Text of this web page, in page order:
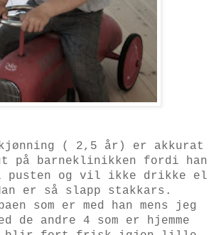
( 2,5 år) er akkurat
barneklinikken fordi han
og vil ikke drikke el
er så slapp stakkars.
som er med han mens jeg
de andre 4 som er hjemme